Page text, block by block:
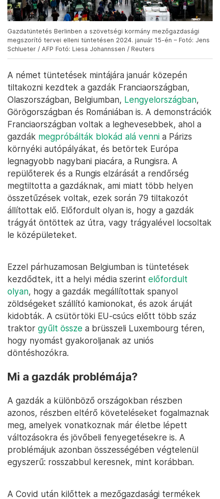
Gazdatüntetés Berlinben a szövetségi kormány mezőgazdasági
megszorító tervei elleni tüntetésen 2024. január 15-én – Fotó: Jens
Schlueter / AFP Fotó: Liesa Johannssen / Reuters
A német tüntetések mintájára január közepén
tiltakozni kezdtek a gazdák Franciaországban,
Olaszországban, Belgiumban, Lengyelországban,
Görögországban és Romániában is. A demonstrációk
Franciaországban voltak a leghevesebbek, ahol a
gazdák megpróbálták blokád alá venni a Párizs
környéki autópályákat, és betörtek Európa
legnagyobb nagybani piacára, a Rungisra. A
repülőterek és a Rungis elzárását a rendőrség
megtiltotta a gazdáknak, ami miatt több helyen
összetűzések voltak, ezek során 79 tiltakozót
állítottak elő. Előfordult olyan is, hogy a gazdák
trágyát öntöttek az útra, vagy trágyalével locsoltak
le középületeket.
Ezzel párhuzamosan Belgiumban is tüntetések
kezdődtek, itt a helyi média szerint előfordult
olyan, hogy a gazdák megállítottak spanyol
zöldségeket szállító kamionokat, és azok áruját
kidobták. A csütörtöki EU-csúcs előtt több száz
traktor gyűlt össze a brüsszeli Luxembourg téren,
hogy nyomást gyakoroljanak az uniós
döntéshozókra.
Mi a gazdák problémája?
A gazdák a különböző országokban részben
azonos, részben eltérő követeléseket fogalmaznak
meg, amelyek vonatkoznak már életbe lépett
változásokra és jövőbeli fenyegetésekre is. A
problémájuk azonban összességében végtelenül
egyszerű: rosszabbul keresnek, mint korábban.
A Covid után kilőttek a mezőgazdasági termékek